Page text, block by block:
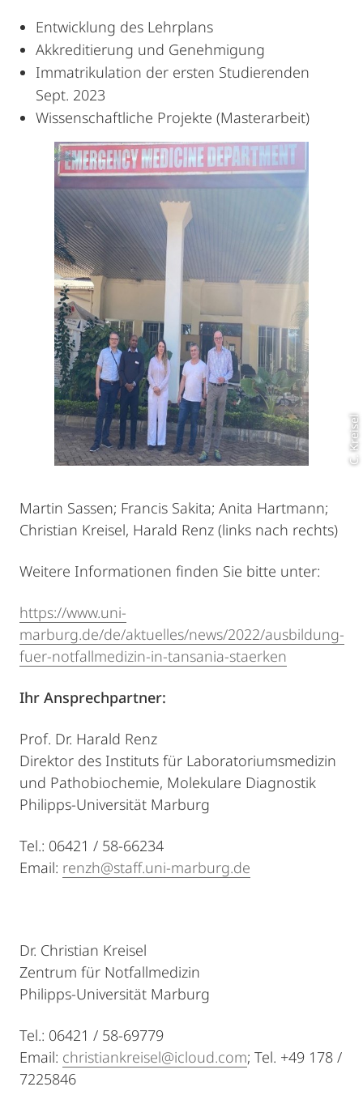
Entwicklung des Lehrplans
Akkreditierung und Genehmigung
Immatrikulation der ersten Studierenden
Sept. 2023
Wissenschaftliche Projekte (Masterarbeit)
C. Kreisel
Martin Sassen; Francis Sakita; Anita Hartmann;
Christian Kreisel, Harald Renz (links nach rechts)
Weitere Informationen finden Sie bitte unter:
https://www.uni-
marburg.de/de/aktuelles/news/2022/ausbildung-
fuer-notfallmedizin-in-tansania-staerken
Ihr Ansprechpartner:
Prof. Dr. Harald Renz
Direktor des Instituts für Laboratoriumsmedizin
und Pathobiochemie, Molekulare Diagnostik
Philipps-Universität Marburg
Tel.: 06421 / 58-66234
Email: renzh@staff.uni-marburg.de
Dr. Christian Kreisel
Zentrum für Notfallmedizin
Philipps-Universität Marburg
Tel.: 06421 / 58-69779
Email: christiankreisel@icloud.com; Tel. +49 178 /
7225846